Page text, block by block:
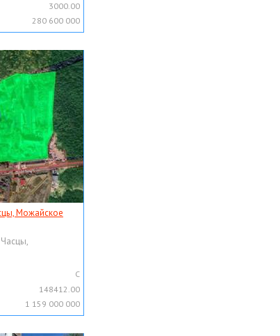
3000.00
280 600 000
Можайское
C
148412.00
1 159 000 000